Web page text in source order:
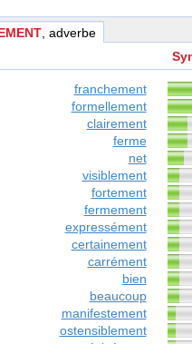
, adverbe
franchement
formellement
clairement
ferme
net
visiblement
fortement
fermement
expressément
certainement
carrément
bien
beaucoup
manifestement
ostensiblement